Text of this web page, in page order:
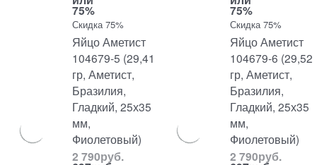
75%
Скидка 75%
75%
Скидка 75%
Яйцо Аметист
104679-5 (29,41
гр, Аметист,
Бразилия,
Гладкий, 25х35
мм,
Фиолетовый)
2 790руб.
Яйцо Аметист
104679-6 (29,52
гр, Аметист,
Бразилия,
Гладкий, 25х35
мм,
Фиолетовый)
2 790руб.